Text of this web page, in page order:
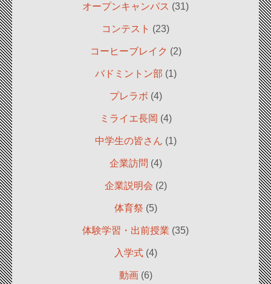
オープンキャンパス (31)
コンテスト (23)
コーヒーブレイク (2)
バドミントン部 (1)
プレラボ (4)
ミライエ長岡 (4)
中学生の皆さん (1)
企業訪問 (4)
企業説明会 (2)
体育祭 (5)
体験学習・出前授業 (35)
入学式(4)
動画(6)